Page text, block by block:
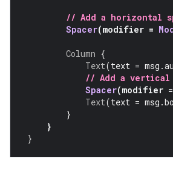
// Add a horizontal
Spacer(modifier =
Column {
Text(text = msg .
// Add a vertical
Spacer(modifier =
Text(text = msg .
}
}
}